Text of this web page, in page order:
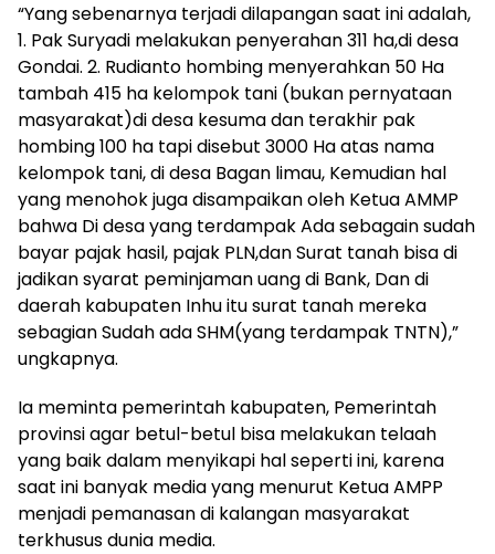
“Yang sebenarnya terjadi dilapangan saat ini adalah,
1. Pak Suryadi melakukan penyerahan 311 ha,di desa
Gondai. 2. Rudianto hombing menyerahkan 50 Ha
tambah 415 ha kelompok tani (bukan pernyataan
masyarakat)di desa kesuma dan terakhir pak
hombing 100 ha tapi disebut 3000 Ha atas nama
kelompok tani, di desa Bagan limau, Kemudian hal
yang menohok juga disampaikan oleh Ketua AMMP
bahwa Di desa yang terdampak Ada sebagain sudah
bayar pajak hasil, pajak PLN,dan Surat tanah bisa di
jadikan syarat peminjaman uang di Bank, Dan di
daerah kabupaten Inhu itu surat tanah mereka
sebagian Sudah ada SHM(yang terdampak TNTN),”
ungkapnya.
Ia meminta pemerintah kabupaten, Pemerintah
provinsi agar betul-betul bisa melakukan telaah
yang baik dalam menyikapi hal seperti ini, karena
saat ini banyak media yang menurut Ketua AMPP
menjadi pemanasan di kalangan masyarakat
terkhusus dunia media.